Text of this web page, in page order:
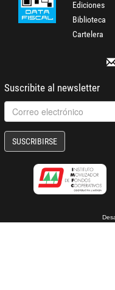
Ediciones
Biblioteca
Cartelera
Suscribite al newsletter
SUSCRIBIRSE